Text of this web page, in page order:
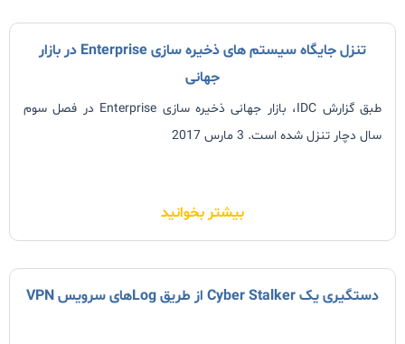
تنزل جایگاه سیستم های ذخیره سازی Enterprise در بازار
جهانی
طبق گزارش IDC، بازار جهانی ذخیره سازی Enterprise در فصل سوم
سال دچار تنزل شده است. 3 مارس 2017
بیشتر بخوانید
دستگیری یک Cyber Stalker از طریق Logهای سرویس VPN